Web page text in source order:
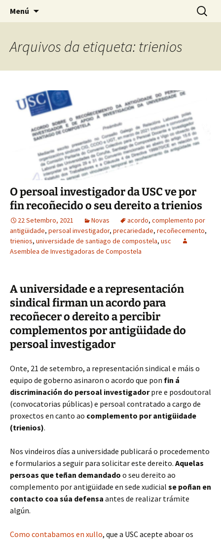
Asemblea de Investigadoras
de Compostela
Menú Buscar:
Arquivos da etiqueta: trienios
O persoal investigador da USC ve por
fin recoñecido o seu dereito a trienios
22 Setembro, 2021 Novas acordo, complemento por
antigüidade, persoal investigador, precariedade, recoñecemento,
trienios, universidade de santiago de compostela, usc
Asemblea de Investigadoras de Compostela
A universidade e a representación
sindical firman un acordo para
recoñecer o dereito a percibir
complementos por antigüidade do
persoal investigador
Onte, 21 de setembro, a representación sindical e máis o
equipo de goberno asinaron o acordo que pon fin á
discriminación do persoal investigadorpre e posdoutoral
(convocatorias públicas) e persoal contratado a cargo de
proxectos en canto ao complemento por antigüidade
(trienios).
Nos vindeiros días a universidade publicará o procedemento
e formularios a seguir para solicitar este dereito. Aquelas
persoas que teñan demandado o seu dereito ao
complemento por antigüidade en sede xudicial se poñan en
contacto coa súa defensa antes de realizar trámite
algún.
Como contabamos en xullo, que a USC acepte aboar os